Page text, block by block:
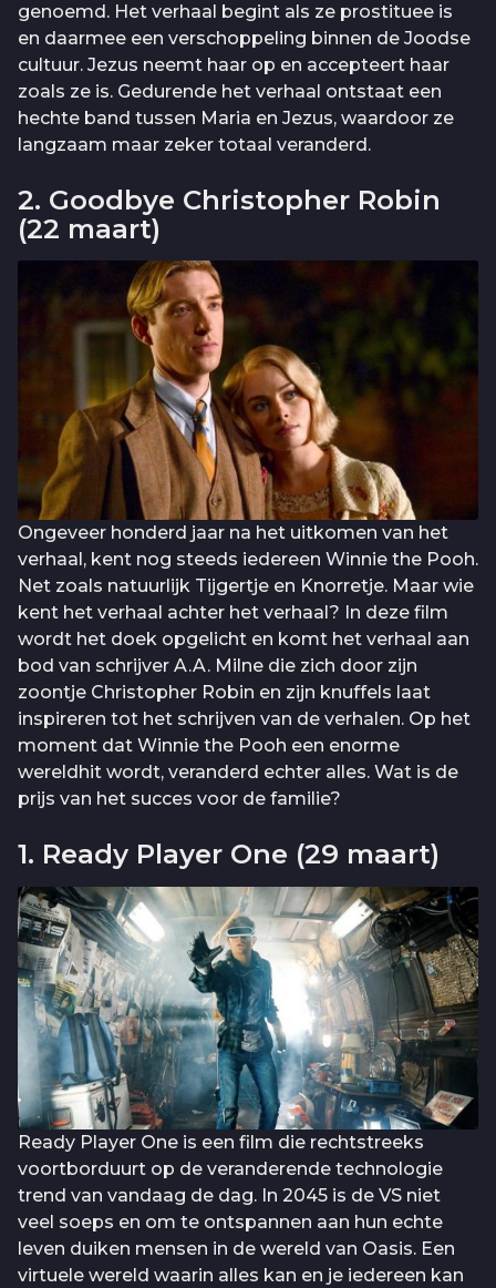
genoemd. Het verhaal begint als ze prostituee is
en daarmee een verschoppeling binnen de Joodse
cultuur. Jezus neemt haar op en accepteert haar
zoals ze is. Gedurende het verhaal ontstaat een
hechte band tussen Maria en Jezus, waardoor ze
langzaam maar zeker totaal veranderd.
2. Goodbye Christopher Robin
(22 maart)
Ongeveer honderd jaar na het uitkomen van het
verhaal, kent nog steeds iedereen Winnie the Pooh.
Net zoals natuurlijk Tijgertje en Knorretje. Maar wie
kent het verhaal achter het verhaal? In deze film
wordt het doek opgelicht en komt het verhaal aan
bod van schrijver A.A. Milne die zich door zijn
zoontje Christopher Robin en zijn knuffels laat
inspireren tot het schrijven van de verhalen. Op het
moment dat Winnie the Pooh een enorme
wereldhit wordt, veranderd echter alles. Wat is de
prijs van het succes voor de familie?
1. Ready Player One (29 maart)
Ready Player One is een film die rechtstreeks
voortborduurt op de veranderende technologie
trend van vandaag de dag. In 2045 is de VS niet
veel soeps en om te ontspannen aan hun echte
leven duiken mensen in de wereld van Oasis. Een
virtuele wereld waarin alles kan en je iedereen kan